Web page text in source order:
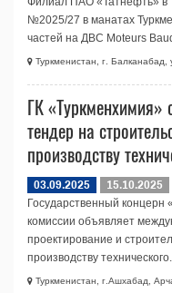
№2025/27 в манатах
частей на ДВС Moteurs
Туркменистан, г.
ГК
тендер на
производству
03.09.2025
15.10.2025
Государственный концерн
комиссии объявляет
проектирование и
производству
Туркменистан, г.Ашхабад,